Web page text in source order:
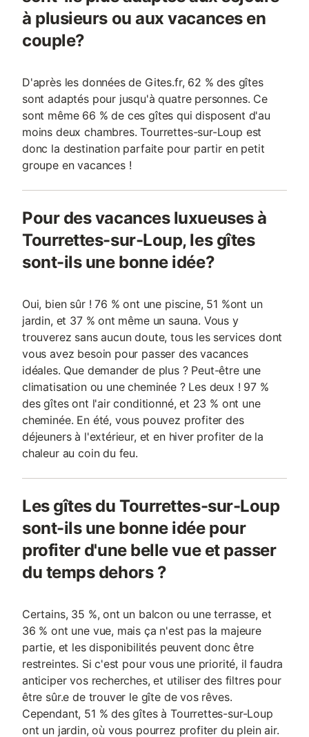
à plusieurs ou aux vacances en
couple?
D'après les données de Gites.fr, 62 % des gîtes
sont adaptés pour jusqu'à quatre personnes. Ce
sont même 66 % de ces gîtes qui disposent d'au
moins deux chambres. Tourrettes-sur-Loup est
donc la destination parfaite pour partir en petit
groupe en vacances !
Pour des vacances luxueuses à
Tourrettes-sur-Loup, les gîtes
sont-ils une bonne idée?
Oui, bien sûr ! 76 % ont une piscine, 51 %ont un
jardin, et 37 % ont même un sauna. Vous y
trouverez sans aucun doute, tous les services dont
vous avez besoin pour passer des vacances
idéales. Que demander de plus ? Peut-être une
climatisation ou une cheminée ? Les deux ! 97 %
des gîtes ont l'air conditionné, et 23 % ont une
cheminée. En été, vous pouvez profiter des
déjeuners à l'extérieur, et en hiver profiter de la
chaleur au coin du feu.
Les gîtes du Tourrettes-sur-Loup
sont-ils une bonne idée pour
profiter d'une belle vue et passer
du temps dehors ?
Certains, 35 %, ont un balcon ou une terrasse, et
36 % ont une vue, mais ça n'est pas la majeure
partie, et les disponibilités peuvent donc être
restreintes. Si c'est pour vous une priorité, il faudra
anticiper vos recherches, et utiliser des filtres pour
être sûr.e de trouver le gîte de vos rêves.
Cependant, 51 % des gîtes à Tourrettes-sur-Loup
ont un jardin, où vous pourrez profiter du plein air.